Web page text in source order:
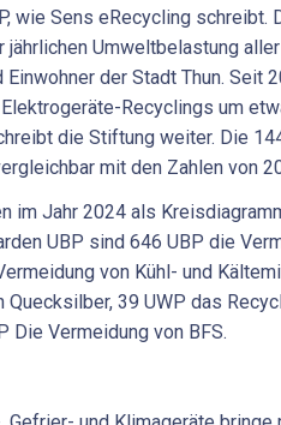
wie Sens eRecycling schreibt.
jährlichen Umweltbelastung aller
Einwohner der Stadt Thun. Seit
Recyclings um
die Stiftung weiter. Die
mit den Zahlen von